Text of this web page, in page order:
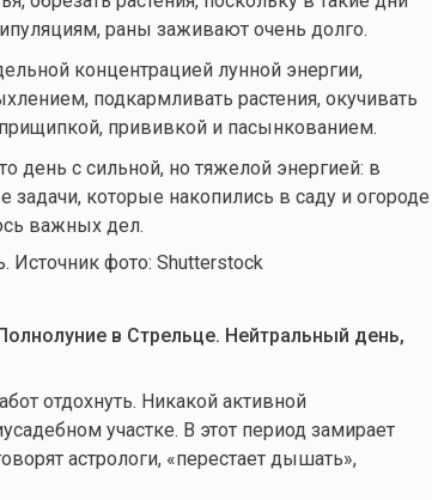
раны заживают очень долго.
концентрацией лунной энергии,
подкармливать растения, окучивать
прививкой и пасынкованием.
день с сильной, но тяжелой энергией: в
которые накопились в саду и огороде
важных дел.
в Стрельце. Нейтральный день,
отдохнуть. Никакой активной
участке. В этот период замирает
астрологи, «перестает дышать»,